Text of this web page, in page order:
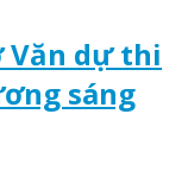
Văn dự thi
sáng